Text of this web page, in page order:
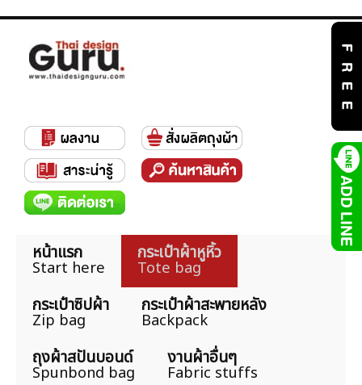
หน้าแรก
Start here
กระเป๋าผ้าหูหิ้ว
Tote bag
กระเป๋าซิปผ้า
Zip bag
กระเป๋าผ้าสะพายหลัง
Backpack
ถุงผ้าสปันบอนด์
Spunbond bag
งานผ้าอื่นๆ
Fabric stuffs